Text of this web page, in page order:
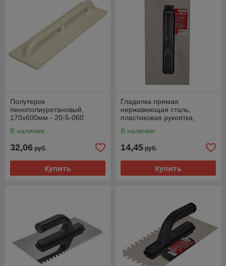
Полутерок
пенополиуретановый,
170х600мм - 20-5-060
В наличии
32,06 руб.
Купить
Гладилка прямая
нержавеющая сталь,
пластиковая рукоятка,
В наличии
14,45 руб.
Купить